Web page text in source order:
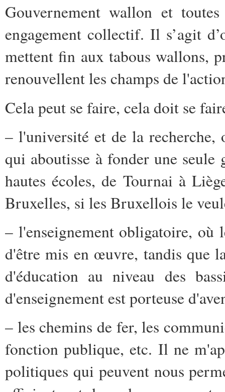
Gouvernement wallon et
engagement collectif. Il s’agit
mettent fin aux tabous wallons,
renouvellent les champs de
Cela peut se faire, cela doit se
– l'université et de la recherche,
qui aboutisse à fonder une
hautes écoles, de Tournai à
Bruxelles, si les Bruxellois le
– l'enseignement obligatoire,
d'être mis en œuvre, tandis que
d'éducation au niveau des
d'enseignement est porteuse
– les chemins de fer, les
fonction publique, etc. Il ne
politiques qui peuvent nous